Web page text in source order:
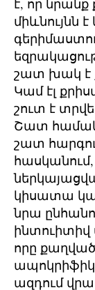
է, որ նրանք
միևնույնն
շատ խակ է
Կամ էլ
շուտ է
Շատ
շատ
կիսատա
նրա
որը
ապոկրիֆիկ
ազդում